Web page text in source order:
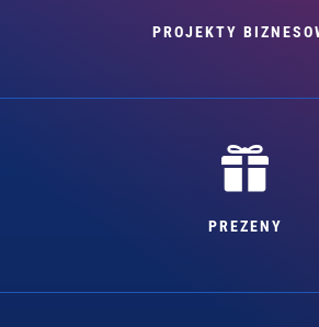
PROJEKTY

PREZENY